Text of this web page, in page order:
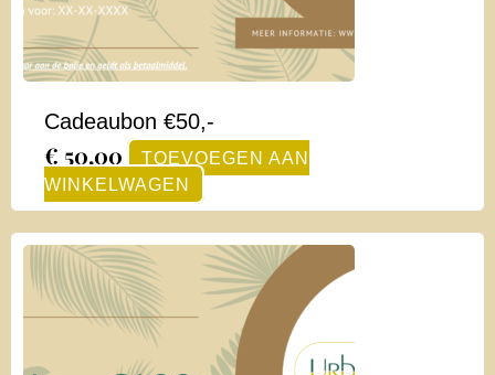
Cadeaubon €50,-
€ 50,00
TOEVOEGEN AAN
WINKELWAGEN